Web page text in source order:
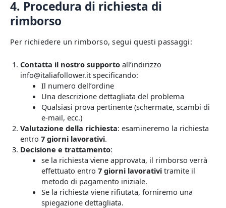
4. Procedura di richiesta di
rimborso
Per richiedere un rimborso, segui questi passaggi:
Contatta il nostro supporto all’indirizzo
info@italiafollower.it specificando:
Il numero dell’ordine
Una descrizione dettagliata del problema
Qualsiasi prova pertinente (schermate, scambi di
e-mail, ecc.)
Valutazione della richiesta: esamineremo la richiesta
entro 7 giorni lavorativi.
Decisione e trattamento:
se la richiesta viene approvata, il rimborso verrà
effettuato entro 7 giorni lavorativitramite il
metodo di pagamento iniziale.
Se la richiesta viene rifiutata, forniremo una
spiegazione dettagliata.